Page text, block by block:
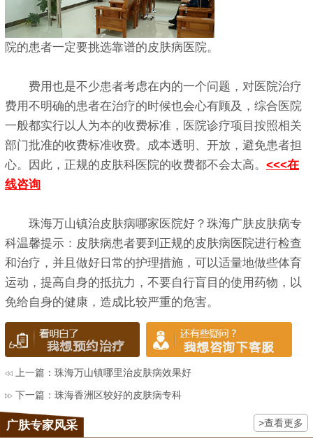
院的患者一定要挑选靠谱的皮肤病医院。
费用也是不少患者考虑在内的一个问题，对医院治疗
费用不明确的患者在治疗的时候也会心有顾及，综合医院
一般都实行以人为本的收费标准，医院诊疗项目按照相关
部门批准的收费标准收费。成本透明、开放，避免患者担
心。因此，正规的皮肤科医院的收费都不会太高。 <<<在
线咨询
珠海万山镇治皮肤病哪家医院好？珠海广肤皮肤病专
科温馨提示：皮肤病患者要到正规的皮肤病医院进行检查
和治疗，并且做好日常的护理措施，可以适量地做些体育
运动，提高自身的抵抗力，不要自行盲目的使用药物，以
免给自身的健康，造成比较严重的危害。
上一篇：珠海万山镇哪里治皮肤病效果好
下一篇：珠海香洲区较好的皮肤病专科
广肤专家风采 >查看更多